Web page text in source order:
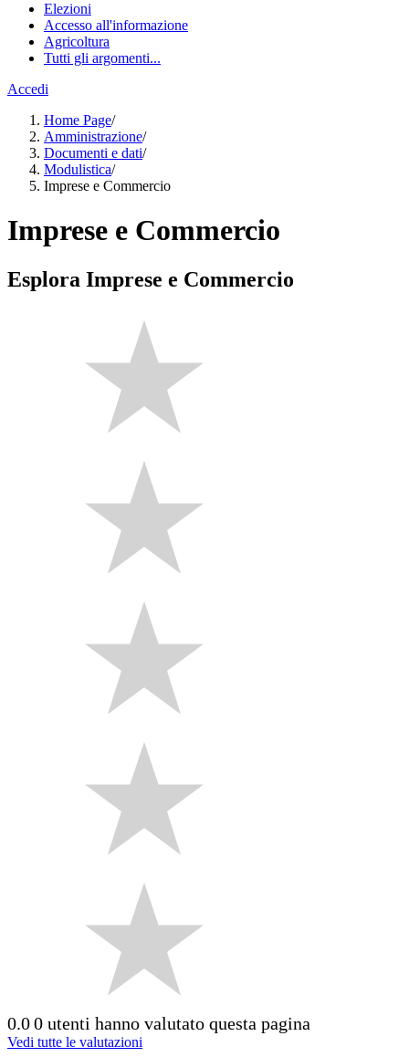
Elezioni
Accesso all'informazione
Agricoltura
Tutti gli argomenti...
Accedi
Home Page/
Amministrazione/
Documenti e dati/
Modulistica/
Imprese e Commercio
Imprese e Commercio
Esplora Imprese e Commercio
0.00 utenti hanno valutato questa pagina
Vedi tutte le valutazioni